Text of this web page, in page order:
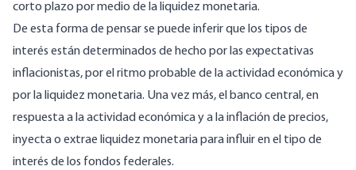
corto plazo por medio de la liquidez monetaria.
De esta forma de pensar se puede inferir que los tipos de
interés están determinados de hecho por las expectativas
inflacionistas, por el ritmo probable de la actividad económica y
por la liquidez monetaria. Una vez más, el banco central, en
respuesta a la actividad económica y a la inflación de precios,
inyecta o extrae liquidez monetaria para influir en el tipo de
interés de los fondos federales.